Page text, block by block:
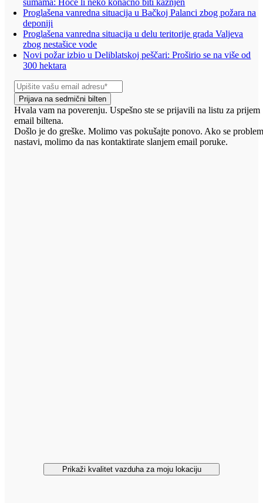
šumama: Hoće li neko konačno biti kažnjen
Proglašena vanredna situacija u Bačkoj Palanci zbog požara na
deponiji
Proglašena vanredna situacija u delu teritorije grada Valjeva
zbog nestašice vode
Novi požar izbio u Deliblatskoj peščari: Proširio se na više od
300 hektara
Prijava na sedmični bilten
Hvala vam na poverenju. Uspešno ste se prijavili na listu za prijem
email biltena.
Došlo je do greške. Molimo vas pokušajte ponovo. Ako se
nastavi, molimo da nas kontaktirate slanjem email poruke.
Prikaži kvalitet vazduha za moju lokaciju